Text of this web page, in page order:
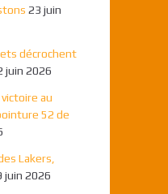
23 juin
décrochent
juin 2026
au
52 de
Lakers,
juin 2026